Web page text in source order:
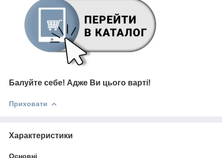
Балуйте себе! Адже Ви цього варті!
Приховати
Характеристики
Основні